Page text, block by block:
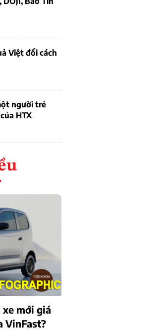
Việt đổi cách
người trẻ
HTX
xe mới giá
VinFast?